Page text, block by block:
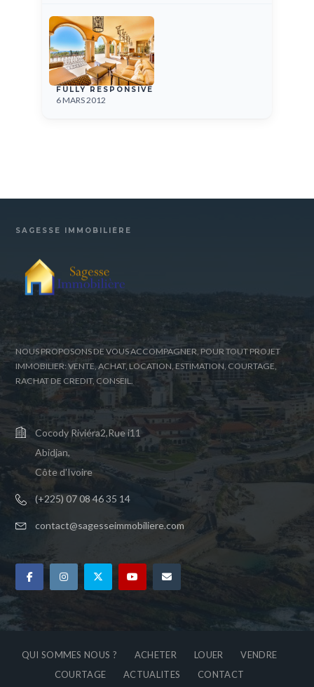
FULLY RESPONSIVE
6 MARS 2012
SAGESSE IMMOBILIÈRE
NOUS PROPOSONS DE VOUS ACCOMPAGNER, POUR TOUT PROJET
IMMOBILIER: VENTE, ACHAT, LOCATION, ESTIMATION, COURTAGE,
RACHAT DE CREDIT, CONSEIL.
Cocody Riviéra2,Rue i11
Abidjan,
Côte d'Ivoire
(+225) 07 08 46 35 14
contact@sagesseimmobiliere.com
QUI SOMMES NOUS ? ACHETER LOUER
VENDRE
COURTAGE
ACTUALITES CONTACT